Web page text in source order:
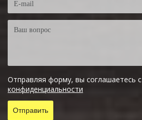
Отправляя форму, вы соглашаетесь с
конфиденциальности